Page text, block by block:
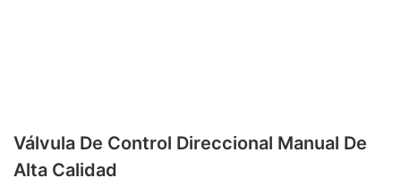
Válvula De Control Direccional Manual De
Alta Calidad